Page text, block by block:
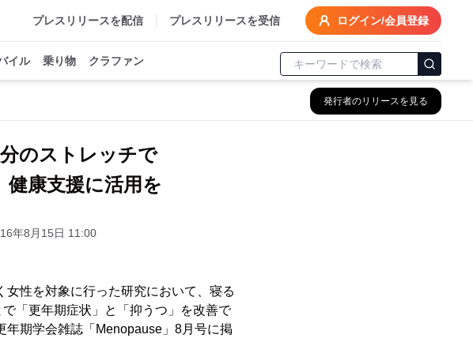
プレスリリースを配信 プレスリリースを受信 ログイン/会員登録
イル 乗り物 クラファン
発行者のリリースを見る
のストレッチで
健康支援に活用を
年8月15日 11:00
性を対象に行った研究において、寝る
「更年期症状」と「抑うつ」を改善で
期学会雑誌「Menopause」8月号に掲